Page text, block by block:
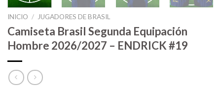
INICIO / JUGADORES DE BRASIL
Camiseta Brasil Segunda Equipación
Hombre 2026/2027 – ENDRICK #19